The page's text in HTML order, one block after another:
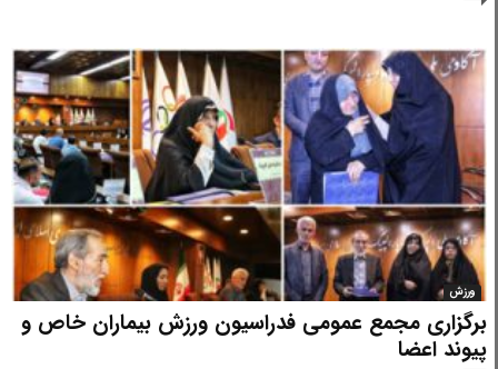
ورزش
برگزاری مجمع عمومی فدراسیون ورزش بیماران خاص و
پیوند اعضا